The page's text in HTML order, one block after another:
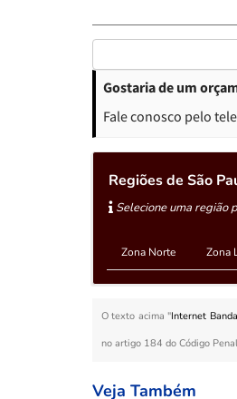
Gostaria de um
Fale conosco pelo
Regiões de São
Selecione uma região
Zona Norte Zona
O texto acima "Internet
no artigo 184 do Código
Veja Também